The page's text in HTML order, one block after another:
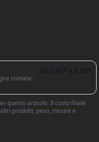
stimata:
questo articolo. Il costo finale
prodotti, peso, misure e